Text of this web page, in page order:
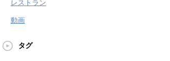
レストラン
動画
タグ